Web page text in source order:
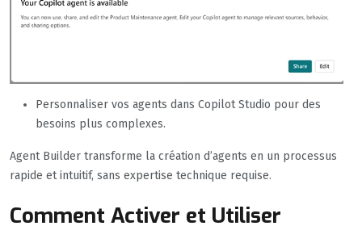
Personnaliser vos agents dans Copilot Studio pour des
besoins plus complexes.
Agent Builder transforme la création d’agents en un processus
rapide et intuitif, sans expertise technique requise.
Comment Activer et Utiliser